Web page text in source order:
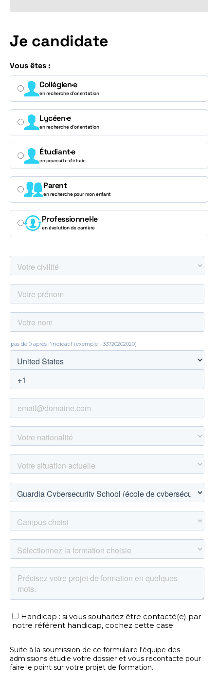
Je candidate
Vous êtes :
Collégien·e
en recherche d’orientation
Lycéen·e
en recherche d’orientation
Étudiant·e
en poursuite d’étude
Parent
en recherche pour mon enfant
Professionnel·le
en évolution de carrière